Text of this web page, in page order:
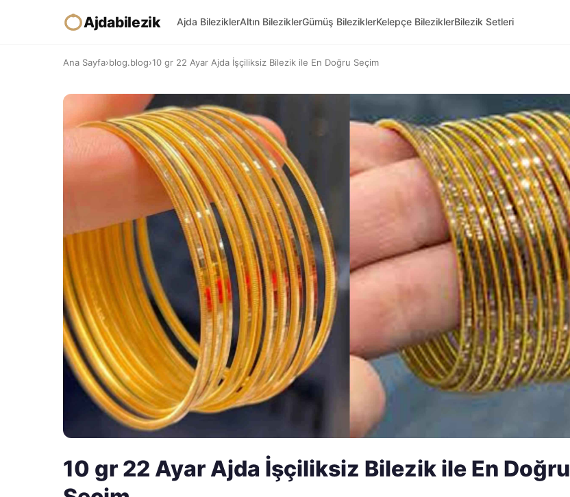
Ajdabilezik Ajda BileziklerAltın BileziklerGümüş BileziklerKelepçe BileziklerBilezik Setleri
Ana Sayfa›blog.blog›10 gr 22 Ayar Ajda İşçiliksiz Bilezik ile En Doğru Seçim
10 gr 22 Ayar Ajda İşçiliksiz Bilezik ile En Doğru